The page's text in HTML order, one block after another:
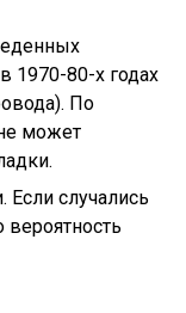
1970-80-х годах
По
может
случались
вероятность